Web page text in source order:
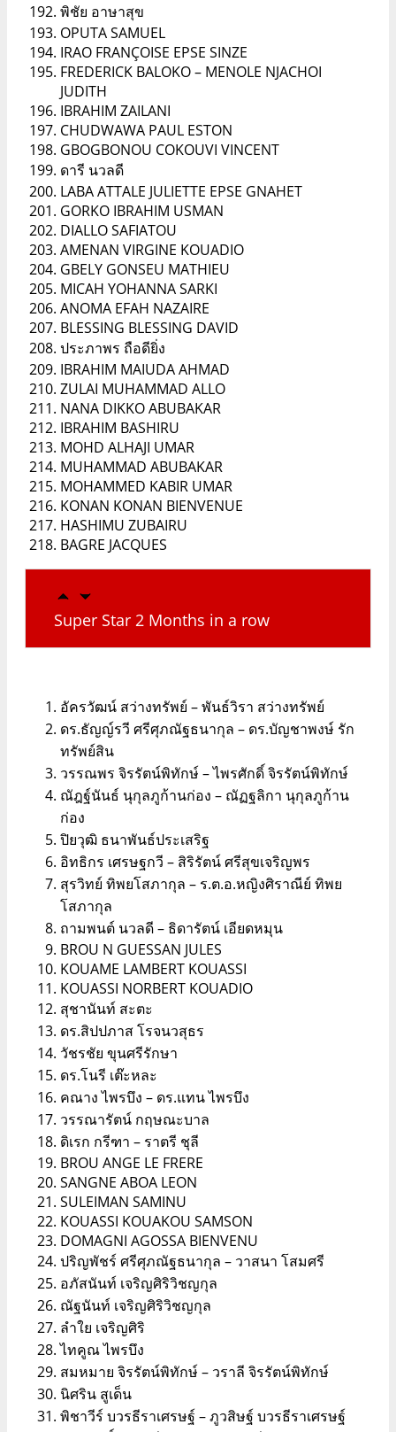
พิชัย อาษาสุข
OPUTA SAMUEL
IRAO FRANÇOISE EPSE SINZE
FREDERICK BALOKO – MENOLE NJACHOI
JUDITH
IBRAHIM ZAILANI
CHUDWAWA PAUL ESTON
GBOGBONOU COKOUVI VINCENT
ดารี นวลดี
LABA ATTALE JULIETTE EPSE GNAHET
GORKO IBRAHIM USMAN
DIALLO SAFIATOU
AMENAN VIRGINE KOUADIO
GBELY GONSEU MATHIEU
MICAH YOHANNA SARKI
ANOMA EFAH NAZAIRE
BLESSING BLESSING DAVID
ประภาพร ถือดียิ่ง
IBRAHIM MAIUDA AHMAD
ZULAI MUHAMMAD ALLO
NANA DIKKO ABUBAKAR
IBRAHIM BASHIRU
MOHD ALHAJI UMAR
MUHAMMAD ABUBAKAR
MOHAMMED KABIR UMAR
KONAN KONAN BIENVENUE
HASHIMU ZUBAIRU
BAGRE JACQUES
Super Star 2 Months in a row
อัครวัฒน์ สว่างทรัพย์ – พันธ์วิรา สว่างทรัพย์
ดร.ธัญญ์รวี ศรีศุภณัฐธนากุล – ดร.บัญชาพงษ์ รัก
ทรัพย์สิน
วรรณพร จิรรัตน์พิทักษ์ – ไพรศักดิ์ จิรรัตน์พิทักษ์
ณัฎฐ์นันธ์ นุกุลภูก้านก่อง – ณัฏฐลิกา นุกุลภูก้าน
ก่อง
ปิยวุฒิ ธนาพันธ์ประเสริฐ
อิทธิกร เศรษฐกวี – สิริรัตน์ ศรีสุขเจริญพร
สุรวิทย์ ทิพยโสภากุล – ร.ต.อ.หญิงศิราณีย์ ทิพย
โสภากุล
ถามพนต์ นวลดี – ธิดารัตน์ เอียดหมุน
BROU N GUESSAN JULES
KOUAME LAMBERT KOUASSI
KOUASSI NORBERT KOUADIO
สุชานันท์ สะตะ
ดร.สิปปภาส โรจนวสุธร
วัชรชัย ขุนศรีรักษา
ดร.โนรี เต๊ะหละ
คณาง ไพรบึง – ดร.แทน ไพรบึง
วรรณารัตน์ กฤษณะบาล
ดิเรก กรีฑา – ราตรี ชุลี
BROU ANGE LE FRERE
SANGNE ABOA LEON
SULEIMAN SAMINU
KOUASSI KOUAKOU SAMSON
DOMAGNI AGOSSA BIENVENU
ปริญพัชร์ ศรีศุภณัฐธนากุล – วาสนา โสมศรี
อภัสนันท์ เจริญศิริวิชญกุล
ณัฐนันท์ เจริญศิริวิชญกุล
ลำใย เจริญศิริ
ไทคูณ ไพรบึง
สมหมาย จิรรัตน์พิทักษ์ – วราลี จิรรัตน์พิทักษ์
นิศริน สูเด็น
พิชาวีร์ บวรธีราเศรษฐ์ – ภูวสิษฐ์ บวรธีราเศรษฐ์